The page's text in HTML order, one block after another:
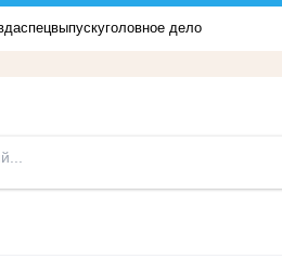
спецвыпускуголовное дело